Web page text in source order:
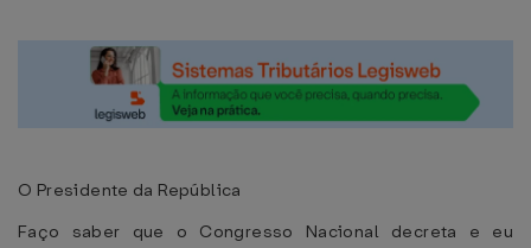
O Presidente da República
Faço saber que o Congresso Nacional decreta e eu